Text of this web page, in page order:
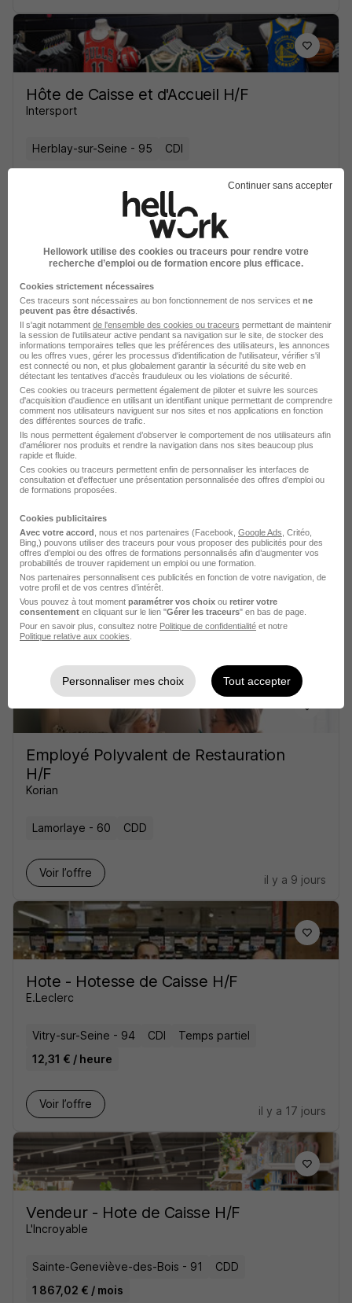
Hôte de Caisse et d'Accueil H/F
Intersport
Herblay-sur-Seine - 95 CDI
Employé de Rayon Non Alimentaire
H/F
Carrefour
Rambouillet - 78 CDI 1 859,92 € / mois
Voir l’offre
Employé de Restauration - Vélizy-
Villacoublay 78 H/F
Convivio
Vélizy-Villacoublay - 78 CDI
Employé Polyvalent de Restauration
H/F
Korian
Lamorlaye - 60 CDD
Voir l’offre
il y a 9 jours
Hote - Hotesse de Caisse H/F
E.Leclerc
Vitry-sur-Seine - 94 CDI
Temps partiel
12,31 € / heure
Voir l’offre
il y a 17 jours
Vendeur - Hote de Caisse H/F
L'Incroyable
Sainte-Geneviève-des-Bois - 91
CDD
1 867,02 € / mois
Continuer sans accepter
Hellowork utilise des cookies ou traceurs pour rendre votre
recherche d’emploi ou de formation encore plus efficace.
Cookies strictement nécessaires
Ces traceurs sont nécessaires au bon fonctionnement de nos services et ne
peuvent pas être désactivés
Il s'agit notamment de l'ensemble des cookies ou traceurs permettant de maintenir
la session de l'utilisateur active pendant sa navigation sur le site, de stocker des
informations temporaires telles que les préférences des utilisateurs, les annonces
ou les offres vues, gérer les processus d'identification de l'utilisateur, vérifier s'il
est connecté ou non, et plus globalement garantir la sécurité du site web en
détectant les tentatives d'accès frauduleux ou les violations de sécurité.
Ces cookies ou traceurs permettent également de piloter et suivre les sources
d'acquisition d'audience en utilisant un identifiant unique permettant de comprendre
comment nos utilisateurs naviguent sur nos sites et nos applications en fonction
des différentes sources de trafic.
Ils nous permettent également d’observer le comportement de nos utilisateurs afin
d'améliorer nos produits et rendre la navigation dans nos sites beaucoup plus
rapide et fluide.
Ces cookies ou traceurs permettent enfin de personnaliser les interfaces de
consultation et d'effectuer une présentation personnalisée des offres d'emploi ou
de formations proposées.
Cookies publicitaires
Avec votre accord , nous et nos partenaires (Facebook, Google Ads , Critéo,
Bing,) pouvons utiliser des traceurs pour vous proposer des publicités pour des
offres d’emploi ou des offres de formations personnalisés afin d’augmenter vos
probabilités de trouver rapidement un emploi ou une formation.
Nos partenaires personnalisent ces publicités en fonction de votre navigation, de
votre profil et de vos centres d’intérêt.
Vous pouvez à tout moment paramétrer vos choix ou retirer votre
consentement en cliquant sur le lien "Gérer les traceurs" en bas de page.
Pour en savoir plus, consultez notre Politique de confidentialité et notre
Politique relative aux cookies
Personnaliser mes choix Tout accepter